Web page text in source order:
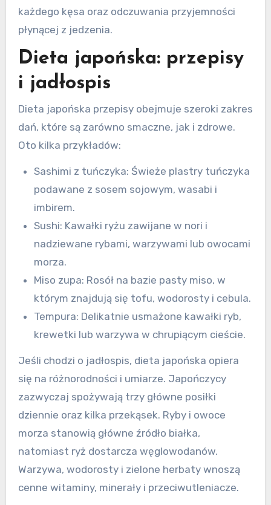
każdego kęsa oraz odczuwania przyjemności
płynącej z jedzenia.
Dieta japońska: przepisy
i jadłospis
Dieta japońska przepisy obejmuje szeroki zakres
dań, które są zarówno smaczne, jak i zdrowe.
Oto kilka przykładów:
Sashimi z tuńczyka: Świeże plastry tuńczyka
podawane z sosem sojowym, wasabi i
imbirem.
Sushi: Kawałki ryżu zawijane w nori i
nadziewane rybami, warzywami lub owocami
morza.
Miso zupa: Rosół na bazie pasty miso, w
którym znajdują się tofu, wodorosty i cebula.
Tempura: Delikatnie usmażone kawałki ryb,
krewetki lub warzywa w chrupiącym cieście.
Jeśli chodzi o jadłospis, dieta japońska opiera
się na różnorodności i umiarze. Japończycy
zazwyczaj spożywają trzy główne posiłki
dziennie oraz kilka przekąsek. Ryby i owoce
morza stanowią główne źródło białka,
natomiast ryż dostarcza węglowodanów.
Warzywa, wodorosty i zielone herbaty wnoszą
cenne witaminy, minerały i przeciwutleniacze.